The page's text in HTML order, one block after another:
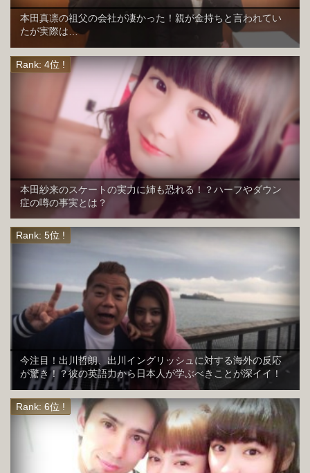
本田真凛の祖父の会社が凄かった！親が金持ちと言われてい
たが実際は…
本田紗来のスケートの実力に姉も恐れる！？ハーフやダウン
症の噂の事実とは？
今注目！出川哲朗、出川イングリッシュに対する海外の反応
が驚き！？彼の英語力から日本人が学ぶべきことが深イイ！